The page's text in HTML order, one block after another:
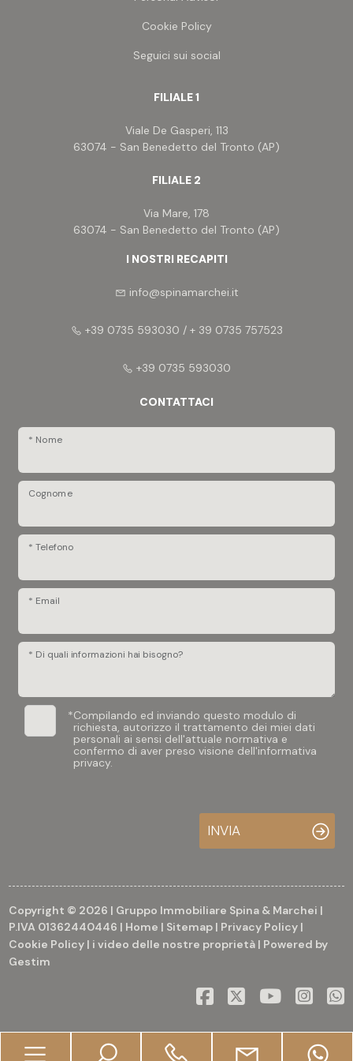
Cookie Policy
Seguici sui social
FILIALE 1
Viale De Gasperi, 113
63074 - San Benedetto del Tronto (AP)
FILIALE 2
Via Mare, 178
63074 - San Benedetto del Tronto (AP)
I NOSTRI RECAPITI
info@spinamarchei.it
+39 0735 593030 / + 39 0735 757523
+39 0735 593030
CONTATTACI
* Nome
Cognome
* Telefono
* Email
* Di quali informazioni hai bisogno?
*Compilando ed inviando questo modulo di
richiesta, autorizzo il trattamento dei miei dati
personali ai sensi dell'attuale normativa e
confermo di aver preso visione dell'informativa
privacy.
INVIA
Copyright © 2026 | Gruppo Immobiliare Spina & Marchei |
P.IVA 01362440446 | Home | Sitemap | Privacy Policy |
Cookie Policy | i video delle nostre proprietà | Powered by
Gestim